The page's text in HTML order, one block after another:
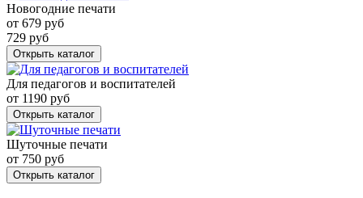
Новогодние печати
от 679 руб
729 руб
Открыть каталог
Для педагогов и воспитателей
от 1190 руб
Открыть каталог
Шуточные печати
от 750 руб
Открыть каталог